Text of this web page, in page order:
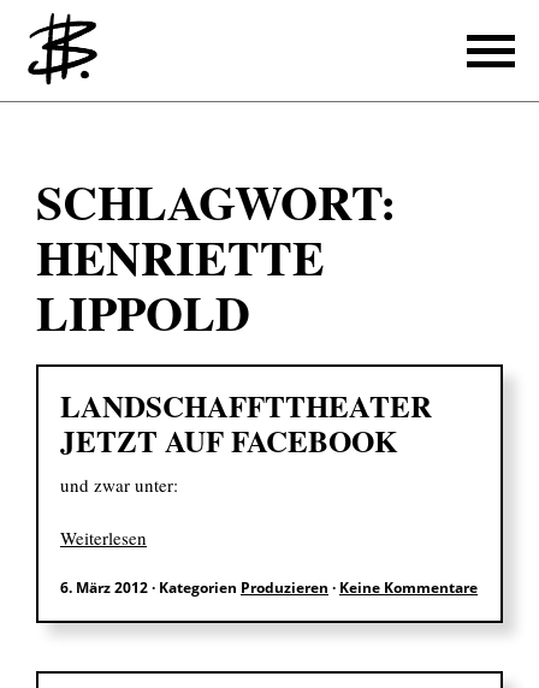
Schreiben
Referenzen
Produzieren
Referenzen
Übersetzen
Referenzen
Über mich
EN
SCHLAGWORT:
HENRIETTE
LIPPOLD
LANDSCHAFFTTHEATER
JETZT AUF FACEBOOK
und zwar unter:
Weiterlesen
6. März 2012· Kategorien Produzieren · Keine Kommentare